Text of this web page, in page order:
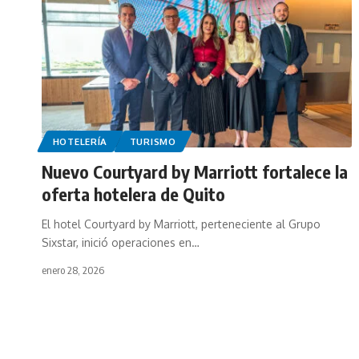
HOTELERÍA TURISMO
Nuevo Courtyard by Marriott fortalece la
oferta hotelera de Quito
El hotel Courtyard by Marriott, perteneciente al Grupo
Sixstar, inició operaciones en…
enero 28, 2026